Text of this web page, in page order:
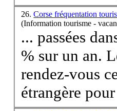
26.Corse fréquentation
(Information tourisme -
... passées
% sur un an.
rendez-vous cette année.
étrangère